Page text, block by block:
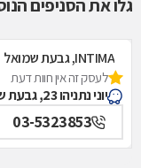
גלו את הסניפים
INTIMA, גבעת שמואל
לעסק זה אין חוות דעת
יוני נתניהו 23, גבעת שמואל
03-5323853